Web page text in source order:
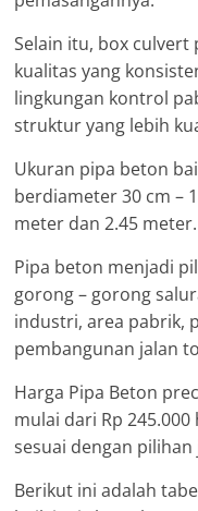
Selain itu, box culvert
kualitas yang
lingkungan kontrol
struktur yang lebih
Ukuran pipa beton
berdiameter 30 cm –
meter dan 2.45 meter.
Pipa beton menjadi
gorong – gorong
industri, area pabrik,
pembangunan jalan
Harga Pipa Beton
mulai dari Rp 245.000
sesuai dengan
Berikut ini adalah